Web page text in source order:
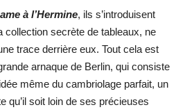
à l’Hermine, ils s’introduisent
collection secrète de tableaux, ne
trace derrière eux. Tout cela est
arnaque de Berlin, qui consiste
même du cambriolage parfait, un
qu’il soit loin de ses précieuses